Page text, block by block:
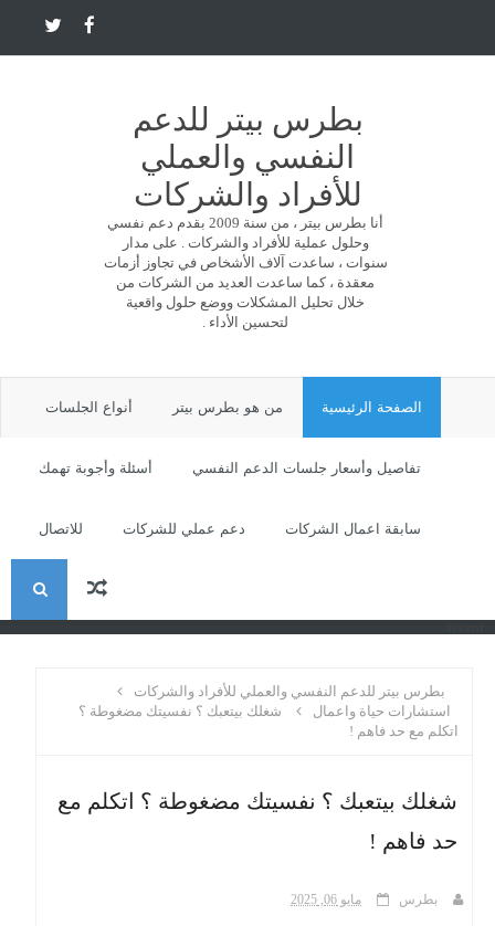
بطرس بيتر للدعم
النفسي والعملي
للأفراد والشركات
أنا بطرس بيتر ، من سنة 2009 بقدم دعم نفسي
وحلول عملية للأفراد والشركات . على مدار
سنوات ، ساعدت آلاف الأشخاص في تجاوز أزمات
معقدة ، كما ساعدت العديد من الشركات من
خلال تحليل المشكلات ووضع حلول واقعية
لتحسين الأداء .
الصفحة الرئيسية من هو بطرس بيتر أنواع الجلسات
تفاصيل وأسعار جلسات الدعم النفسي أسئلة وأجوبة تهمك
سابقة اعمال الشركات دعم عملي للشركات للاتصال
ا
بطرس بيتر للدعم النفسي والعملي للأفراد والشركات
استشارات حياة واعمال
شغلك بيتعبك ؟ نفسيتك مضغوطة ؟
اتكلم مع حد فاهم !
شغلك بيتعبك ؟ نفسيتك مضغوطة ؟ اتكلم مع
حد فاهم !
بطرس مايو 06, 2025